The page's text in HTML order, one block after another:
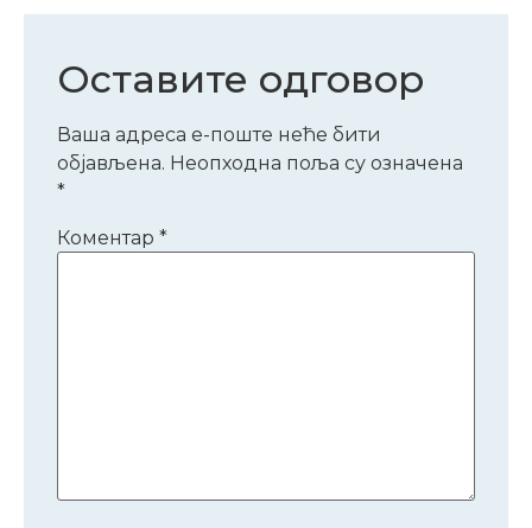
Оставите одговор
Ваша адреса е-поште неће бити
објављена. Неопходна поља су означена
*
Коментар *